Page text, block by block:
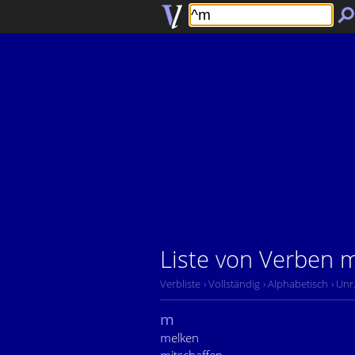
Liste von Verben
Verbliste › Vollständig › Alphabetisch ›
m
melken